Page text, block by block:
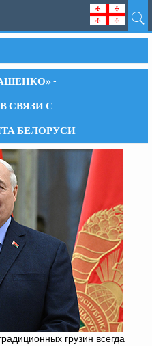
-
СВЯЗИ С
БЕЛОРУСИ
грузин всегда